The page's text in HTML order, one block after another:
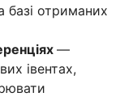
базі отриманих
—
івентах,